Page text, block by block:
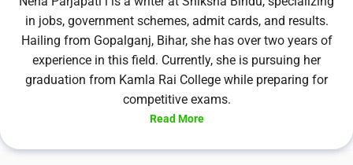
in jobs, government schemes, admit cards, and results.
Hailing from Gopalganj, Bihar, she has over two years of
experience in this field. Currently, she is pursuing her
graduation from Kamla Rai College while preparing for
competitive exams.
Read More